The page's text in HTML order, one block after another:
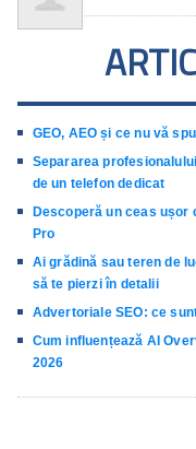
GEO, AEO și ce nu vă
Separarea
de un telefon dedicat
Descoperă un ceas ușor
Pro
Ai grădină sau teren de
să te pierzi în detalii
Advertoriale SEO: ce
Cum influențează AI
2026